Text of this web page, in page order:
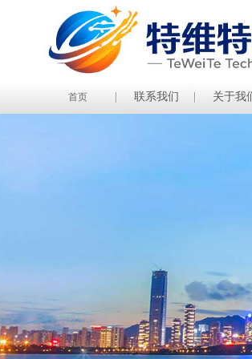
首页 联系我们 关于我